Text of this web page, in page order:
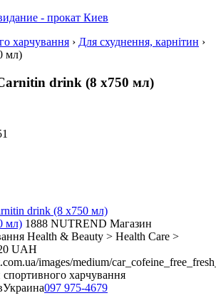
- прокат Киев
харчування › Для схуднення, карнітин ›
мл)
drink (8 x750 мл)
мл) 1888 NUTREND Магазин
Health & Beauty > Health Care >
UAH
images/medium/
харчування
Украина097 975-4679